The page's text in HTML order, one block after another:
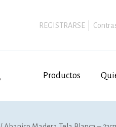
REGISTRARSE
Productos